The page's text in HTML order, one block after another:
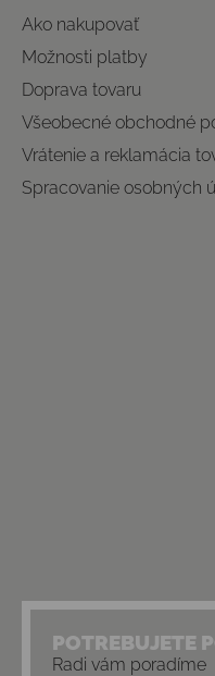
Ako nakupovať
Možnosti platby
Doprava tovaru
Všeobecné obchodné
Vrátenie a reklamácia
Spracovanie osobných
POTREBUJETE
Radi vám poradíme